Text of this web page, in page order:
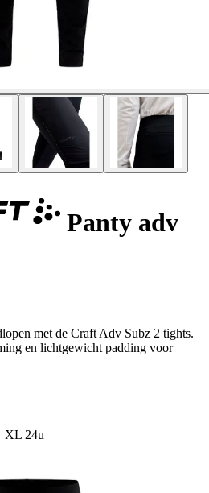
Panty adv
met de Craft Adv Subz 2 tights.
en lichtgewicht padding voor
XL 24u